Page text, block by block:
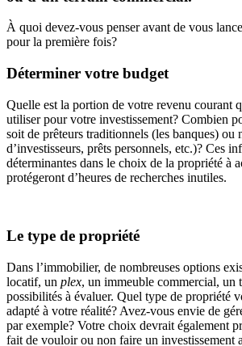
À quoi devez-vous penser avant de vous
pour la première fois?
Déterminer votre budget
Quelle est la portion de votre revenu courant
utiliser pour votre investissement? Combien
soit de prêteurs traditionnels (les banques)
d’investisseurs, prêts personnels, etc.)? Ces
déterminantes dans le choix de la propriété à
protégeront d’heures de recherches inutiles.
Le type de propriété
Dans l’immobilier, de nombreuses options
locatif, un plex, un immeuble commercial, un
possibilités à évaluer. Quel type de propriété
adapté à votre réalité? Avez-vous envie de
par exemple? Votre choix devrait également
fait de vouloir ou non faire un investissement